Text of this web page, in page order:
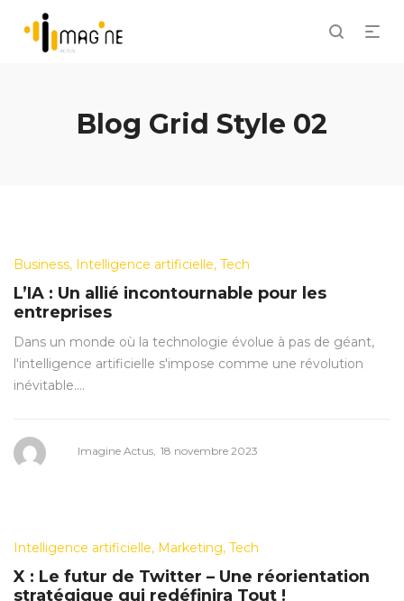
Blog Grid Style 02
Posted
in
Business Intelligence artificielle Tech
L’IA : Un allié incontournable pour les
entreprises
Dans un monde où la technologie évolue à pas de géant,
l'intelligence artificielle s'impose comme une révolution
inévitable.…
Imagine Actus Posted
18 novembre 2023
Posted
in
Intelligence artificielle Marketing Tech
X : Le futur de Twitter – Une réorientation
stratégique qui redéfinira Tout !